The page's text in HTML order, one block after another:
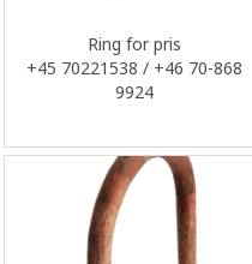
Ring for pris
+45 70221538 / +46 70-868
9924